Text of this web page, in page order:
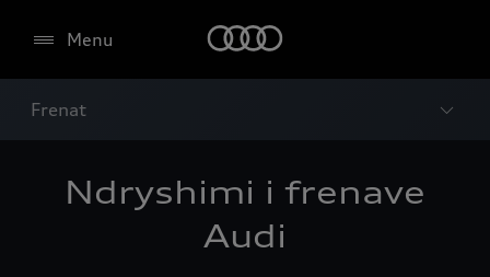
Menu
Frenat
Ndryshimi i frenave
Audi